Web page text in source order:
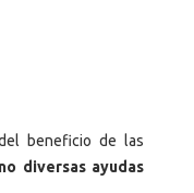
beneficio de las
diversas ayudas